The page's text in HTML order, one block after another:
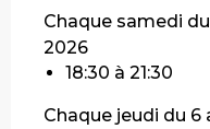
Chaque samedi
2026
18:30 à 21:30
Chaque jeudi du